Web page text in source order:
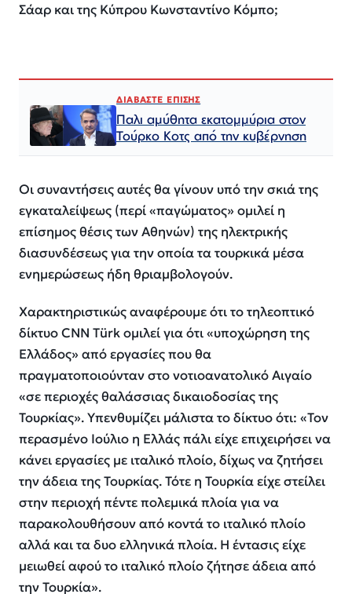
Σάαρ και της Κύπρου Κωνσταντίνο Κόμπο;
ΔΙΑΒΑΣΤΕ ΕΠΙΣΗΣ
Παλι αμύθητα εκατομμύρια στον
Τούρκο Κοτς από την κυβέρνηση
Οι συναντήσεις αυτές θα γίνουν υπό την σκιά της
εγκαταλείψεως (περί «παγώματος» ομιλεί η
επίσημος θέσις των Αθηνών) της ηλεκτρικής
διασυνδέσεως για την οποία τα τουρκικά μέσα
ενημερώσεως ήδη θριαμβολογούν.
Χαρακτηριστικώς αναφέρουμε ότι το τηλεοπτικό
δίκτυο CNN Türk ομιλεί για ότι «υποχώρηση της
Ελλάδος» από εργασίες που θα
πραγματοποιούνταν στο νοτιοανατολικό Αιγαίο
«σε περιοχές θαλάσσιας δικαιοδοσίας της
Τουρκίας». Υπενθυμίζει μάλιστα το δίκτυο ότι: «Τον
περασμένο Ιούλιο η Ελλάς πάλι είχε επιχειρήσει να
κάνει εργασίες με ιταλικό πλοίο, δίχως να ζητήσει
την άδεια της Τουρκίας. Τότε η Τουρκία είχε στείλει
στην περιοχή πέντε πολεμικά πλοία για να
παρακολουθήσουν από κοντά το ιταλικό πλοίο
αλλά και τα δυο ελληνικά πλοία. Η έντασις είχε
μειωθεί αφού το ιταλικό πλοίο ζήτησε άδεια από
την Τουρκία».